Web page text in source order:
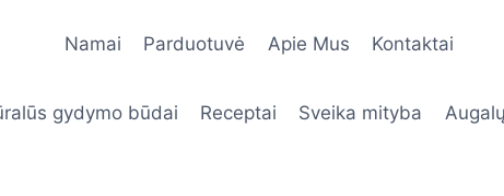
Namai Parduotuvė Apie Mus Kontaktai
gydymo būdai Receptai Sveika mityba